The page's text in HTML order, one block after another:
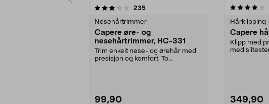
235anmeldelser
Nesehårtrimmer
Capere øre- og
nesehårtrimmer, HC-331
Trim enkelt nese- og ørehår med
presisjon og komfort. To
99,90
4.0av 5 stjerner
Hårklipping
Capere
Klipp med
med
349,90